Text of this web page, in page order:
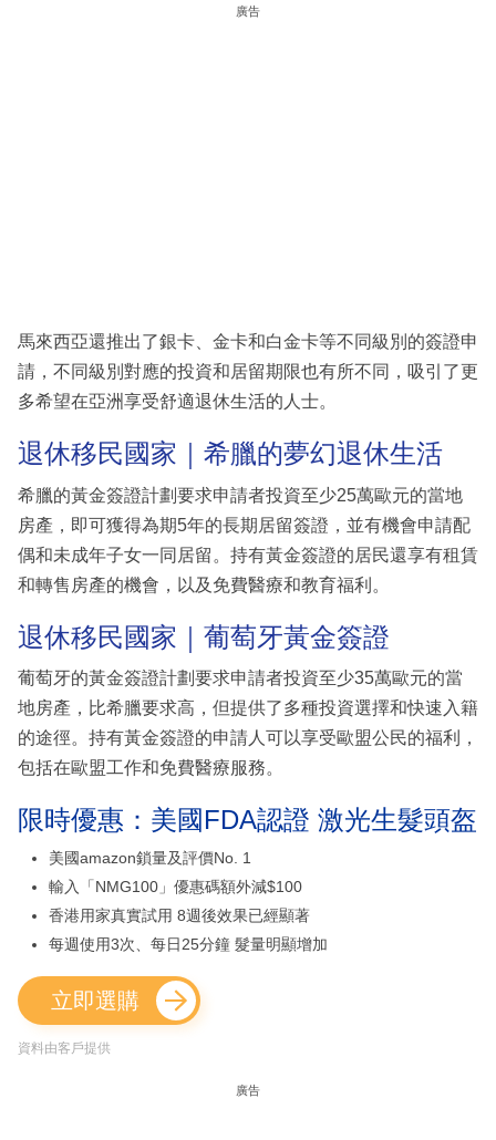
廣告
馬來西亞還推出了銀卡、金卡和白金卡等不同級別的簽證申
請，不同級別對應的投資和居留期限也有所不同，吸引了更
多希望在亞洲享受舒適退休生活的人士。
退休移民國家｜希臘的夢幻退休生活
希臘的黃金簽證計劃要求申請者投資至少25萬歐元的當地
房產，即可獲得為期5年的長期居留簽證，並有機會申請配
偶和未成年子女一同居留。持有黃金簽證的居民還享有租賃
和轉售房產的機會，以及免費醫療和教育福利。
退休移民國家｜葡萄牙黃金簽證
葡萄牙的黃金簽證計劃要求申請者投資至少35萬歐元的當
地房產，比希臘要求高，但提供了多種投資選擇和快速入籍
的途徑。持有黃金簽證的申請人可以享受歐盟公民的福利，
包括在歐盟工作和免費醫療服務。
限時優惠：美國FDA認證 激光生髮頭盔
美國amazon鎖量及評價No. 1
輸入「NMG100」優惠碼額外減$100
香港用家真實試用 8週後效果已經顯著
每週使用3次、每日25分鐘 髮量明顯增加
立即選購
資料由客戶提供
廣告